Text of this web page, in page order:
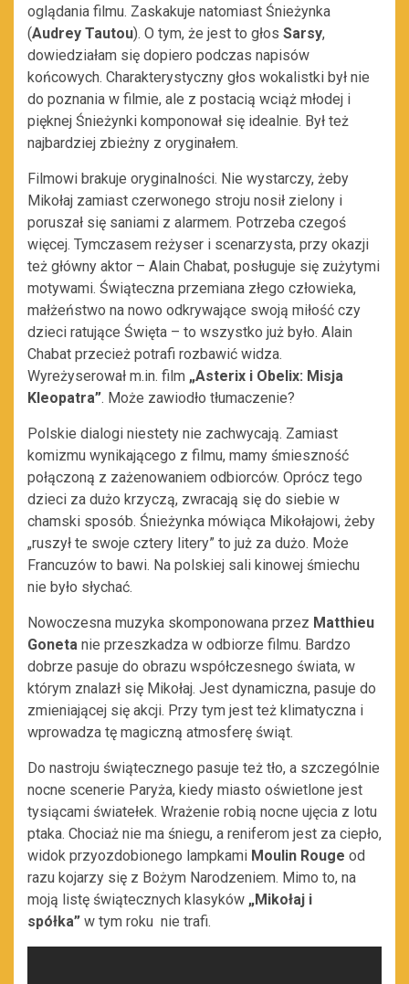
oglądania filmu. Zaskakuje natomiast Śnieżynka
(Audrey Tautou). O tym, że jest to głos Sarsy,
dowiedziałam się dopiero podczas napisów
końcowych. Charakterystyczny głos wokalistki był nie
do poznania w filmie, ale z postacią wciąż młodej i
pięknej Śnieżynki komponował się idealnie. Był też
najbardziej zbieżny z oryginałem.
Filmowi brakuje oryginalności. Nie wystarczy, żeby
Mikołaj zamiast czerwonego stroju nosił zielony i
poruszał się saniami z alarmem. Potrzeba czegoś
więcej. Tymczasem reżyser i scenarzysta, przy okazji
też główny aktor – Alain Chabat, posługuje się zużytymi
motywami. Świąteczna przemiana złego człowieka,
małżeństwo na nowo odkrywające swoją miłość czy
dzieci ratujące Święta – to wszystko już było. Alain
Chabat przecież potrafi rozbawić widza.
Wyreżyserował m.in. film „Asterix i Obelix: Misja
Kleopatra”. Może zawiodło tłumaczenie?
Polskie dialogi niestety nie zachwycają. Zamiast
komizmu wynikającego z filmu, mamy śmieszność
połączoną z zażenowaniem odbiorców. Oprócz tego
dzieci za dużo krzyczą, zwracają się do siebie w
chamski sposób. Śnieżynka mówiąca Mikołajowi, żeby
„ruszył te swoje cztery litery” to już za dużo. Może
Francuzów to bawi. Na polskiej sali kinowej śmiechu
nie było słychać.
Nowoczesna muzyka skomponowana przez Matthieu
Goneta nie przeszkadza w odbiorze filmu. Bardzo
dobrze pasuje do obrazu współczesnego świata, w
którym znalazł się Mikołaj. Jest dynamiczna, pasuje do
zmieniającej się akcji. Przy tym jest też klimatyczna i
wprowadza tę magiczną atmosferę świąt.
Do nastroju świątecznego pasuje też tło, a szczególnie
nocne scenerie Paryża, kiedy miasto oświetlone jest
tysiącami światełek. Wrażenie robią nocne ujęcia z lotu
ptaka. Chociaż nie ma śniegu, a reniferom jest za ciepło,
widok przyozdobionego lampkami Moulin Rouge od
razu kojarzy się z Bożym Narodzeniem. Mimo to, na
moją listę świątecznych klasyków „Mikołaj i
spółka” w tym roku nie trafi.